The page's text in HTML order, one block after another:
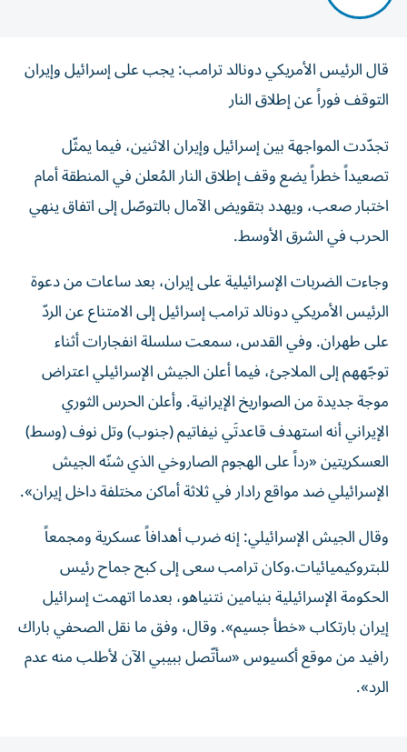
قال الرئيس الأمريكي دونالد ترامب: يجب على إسرائيل وإيران
التوقف فوراً عن إطلاق النار
تجدّدت المواجهة بين إسرائيل وإيران الاثنين، فيما يمثّل
تصعيداً خطراً يضع وقف إطلاق النار المُعلن في المنطقة أمام
اختبار صعب، ويهدد بتقويض الآمال بالتوصّل إلى اتفاق ينهي
الحرب في الشرق الأوسط.
وجاءت الضربات الإسرائيلية على إيران، بعد ساعات من دعوة
الرئيس الأمريكي دونالد ترامب إسرائيل إلى الامتناع عن الردّ
على طهران. وفي القدس، سمعت سلسلة انفجارات أثناء
توجّههم إلى الملاجئ، فيما أعلن الجيش الإسرائيلي اعتراض
موجة جديدة من الصواريخ الإيرانية. وأعلن الحرس الثوري
الإيراني أنه استهدف قاعدتَي نيفاتيم (جنوب) وتل نوف (وسط)
العسكريتين «رداً على الهجوم الصاروخي الذي شنّه الجيش
الإسرائيلي ضد مواقع رادار في ثلاثة أماكن مختلفة داخل إيران».
وقال الجيش الإسرائيلي: إنه ضرب أهدافاً عسكرية ومجمعاً
للبتروكيميائيات.وكان ترامب سعى إلى كبح جماح رئيس
الحكومة الإسرائيلية بنيامين نتنياهو، بعدما اتهمت إسرائيل
إيران بارتكاب «خطأ جسيم». وقال، وفق ما نقل الصحفي باراك
رافيد من موقع أكسيوس «سأتّصل ببيبي الآن لأطلب منه عدم
الرد».